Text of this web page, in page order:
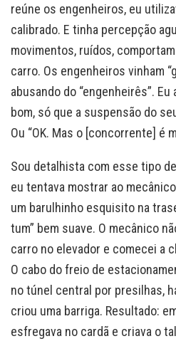
reúne os engenheiros, eu
calibrado. E tinha percepção
movimentos, ruídos,
carro. Os engenheiros vinham
abusando do “engenheirês”. Eu
bom, só que a suspensão do
Ou “OK. Mas o [concorrente] é
Sou detalhista com esse tipo
eu tentava mostrar ao
um barulhinho esquisito na
tum” bem suave. O mecânico
carro no elevador e comecei a
O cabo do freio de
no túnel central por presilhas,
criou uma barriga. Resultado:
esfregava no cardã e criava o